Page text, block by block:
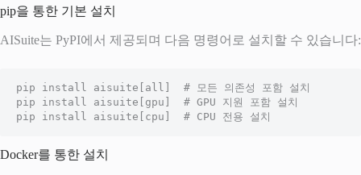
pip을 통한 기본 설치
AISuite는 PyPI에서 제공되며 다음 명령어로 설치할 수 있습니다:
pip install aisuite[all]  # 모든 의존성 포함 설치
pip install aisuite[gpu]  # GPU 지원 포함 설치
pip install aisuite[cpu]  # CPU 전용 설치
Docker를 통한 설치